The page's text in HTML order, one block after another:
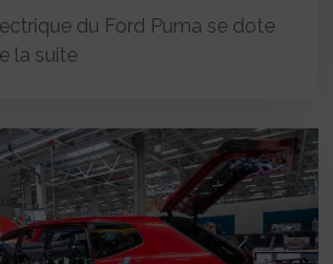
du Ford Puma se dote
la suite